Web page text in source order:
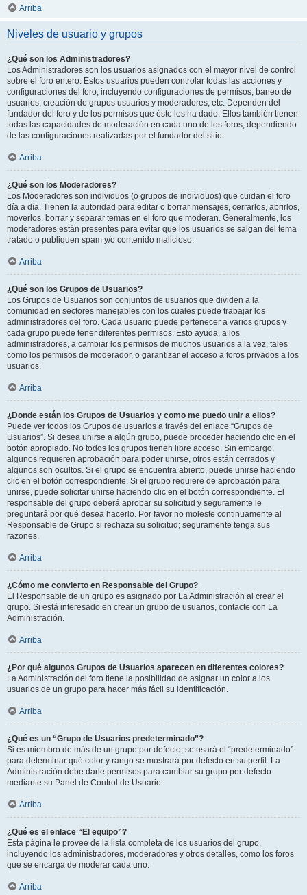
Arriba
Niveles de usuario y grupos
¿Qué son los Administradores?
Los Administradores son los usuarios asignados con el mayor nivel de control
sobre el foro entero. Estos usuarios pueden controlar todas las acciones y
configuraciones del foro, incluyendo configuraciones de permisos, baneo de
usuarios, creación de grupos usuarios y moderadores, etc. Dependen del
fundador del foro y de los permisos que éste les ha dado. Ellos también tienen
todas las capacidades de moderación en cada uno de los foros, dependiendo
de las configuraciones realizadas por el fundador del sitio.
Arriba
¿Qué son los Moderadores?
Los Moderadores son individuos (o grupos de individuos) que cuidan el foro
día a día. Tienen la autoridad para editar o borrar mensajes, cerrarlos, abrirlos,
moverlos, borrar y separar temas en el foro que moderan. Generalmente, los
moderadores están presentes para evitar que los usuarios se salgan del tema
tratado o publiquen spam y/o contenido malicioso.
Arriba
¿Qué son los Grupos de Usuarios?
Los Grupos de Usuarios son conjuntos de usuarios que dividen a la
comunidad en sectores manejables con los cuales puede trabajar los
administradores del foro. Cada usuario puede pertenecer a varios grupos y
cada grupo puede tener diferentes permisos. Esto ayuda, a los
administradores, a cambiar los permisos de muchos usuarios a la vez, tales
como los permisos de moderador, o garantizar el acceso a foros privados a los
usuarios.
Arriba
¿Donde están los Grupos de Usuarios y como me puedo unir a ellos?
Puede ver todos los Grupos de usuarios a través del enlace “Grupos de
Usuarios”. Si desea unirse a algún grupo, puede proceder haciendo clic en el
botón apropiado. No todos los grupos tienen libre acceso. Sin embargo,
algunos requieren aprobación para poder unirse, otros están cerrados y
algunos son ocultos. Si el grupo se encuentra abierto, puede unirse haciendo
clic en el botón correspondiente. Si el grupo requiere de aprobación para
unirse, puede solicitar unirse haciendo clic en el botón correspondiente. El
responsable del grupo deberá aprobar su solicitud y seguramente le
preguntará por qué desea hacerlo. Por favor no moleste continuamente al
Responsable de Grupo si rechaza su solicitud; seguramente tenga sus
razones.
Arriba
¿Cómo me convierto en Responsable del Grupo?
El Responsable de un grupo es asignado por La Administración al crear el
grupo. Si está interesado en crear un grupo de usuarios, contacte con La
Administración.
Arriba
¿Por qué algunos Grupos de Usuarios aparecen en diferentes colores?
La Administración del foro tiene la posibilidad de asignar un color a los
usuarios de un grupo para hacer más fácil su identificación.
Arriba
¿Qué es un “Grupo de Usuarios predeterminado”?
Si es miembro de más de un grupo por defecto, se usará el “predeterminado”
para determinar qué color y rango se mostrará por defecto en su perfil. La
Administración debe darle permisos para cambiar su grupo por defecto
mediante su Panel de Control de Usuario.
Arriba
¿Qué es el enlace “El equipo”?
Esta página le provee de la lista completa de los usuarios del grupo,
incluyendo los administradores, moderadores y otros detalles, como los foros
que se encarga de moderar cada uno.
Arriba